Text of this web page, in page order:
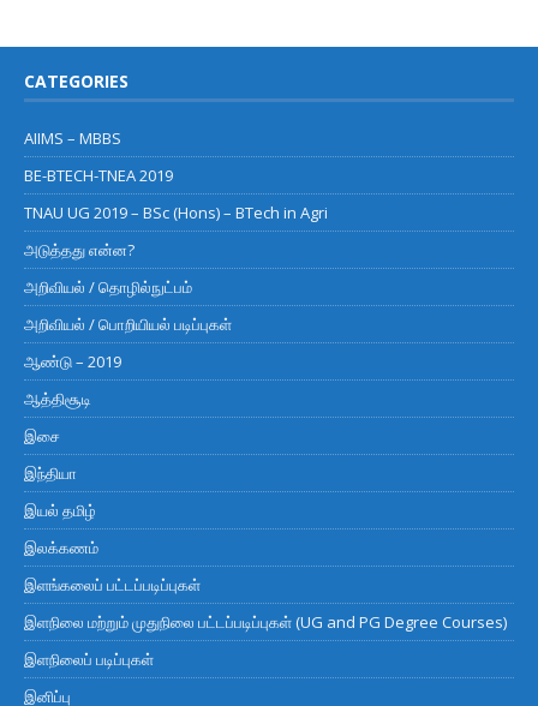
CATEGORIES
AIIMS – MBBS
BE-BTECH-TNEA 2019
TNAU UG 2019 – BSc (Hons) – BTech in Agri
அடுத்தது என்ன?
அறிவியல் / தொழில்நுட்பம்
அறிவியல் / பொறியியல் படிப்புகள்
ஆண்டு – 2019
ஆத்திசூடி
இசை
இந்தியா
இயல் தமிழ்
இலக்கணம்
இளங்கலைப் பட்டப்படிப்புகள்
இளநிலை மற்றும் முதுநிலை பட்டப்படிப்புகள் (UG and PG Degree Courses)
இளநிலைப் படிப்புகள்
இனிப்பு